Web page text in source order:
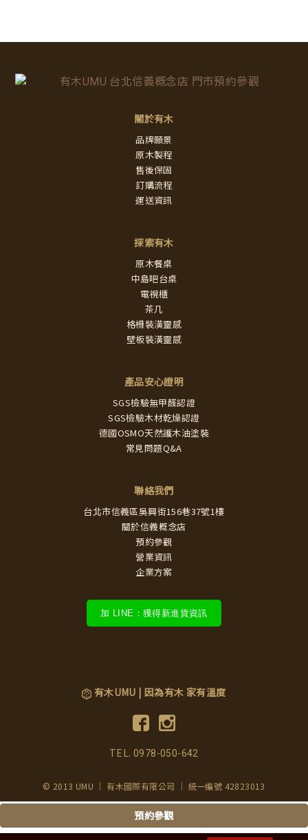
關於有木
品牌願景
原木製程
售後保固
訂購流程
運送資訊
探索有木
原木餐桌
中島吧台桌
電視櫃
茶几
格柵裝潢靈感
壁板裝潢靈感
產品安心證明
SGS檢驗無甲醛認證
SGS檢驗木材乾燥認證
德國OSMO天然護木油塗裝
常見問題Q&A
聯絡我們
台北市信義區吳興街156巷37號1樓
關於信義概念店
預約參觀
營業資訊
企業方案
加 LINE：獲得新進貨資訊
有木UMU | 因為有木 家有溫度
TEL.0978-050-642
© 2013 UMU ｜ 有木國際有限公司 ｜ 統一編號 42823013
預約參觀